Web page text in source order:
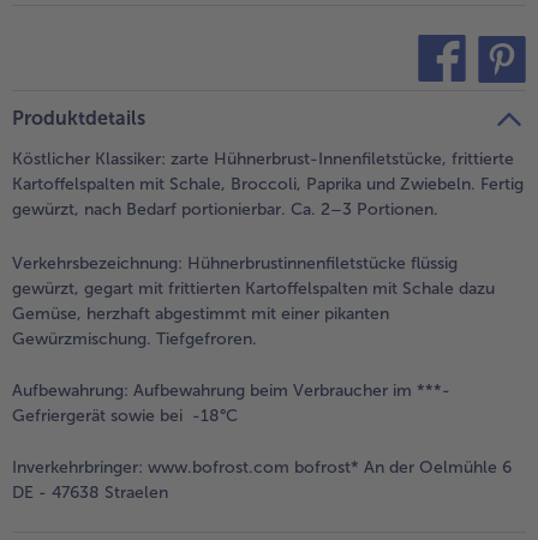
Produktdetails
Köstlicher Klassiker: zarte Hühnerbrust-Innenfiletstücke, frittierte
Kartoffelspalten mit Schale, Broccoli, Paprika und Zwiebeln. Fertig
gewürzt, nach Bedarf portionierbar. Ca. 2–3 Portionen.
Verkehrsbezeichnung: Hühnerbrustinnenfiletstücke flüssig
gewürzt, gegart mit frittierten Kartoffelspalten mit Schale dazu
Gemüse, herzhaft abgestimmt mit einer pikanten
Gewürzmischung. Tiefgefroren.
Aufbewahrung: Aufbewahrung beim Verbraucher im ***-
Gefriergerät sowie bei -18°C
Inverkehrbringer: www.bofrost.com bofrost* An der Oelmühle 6
DE - 47638 Straelen